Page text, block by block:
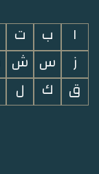
ا ب ت
ز
س ش
ق
ك ل